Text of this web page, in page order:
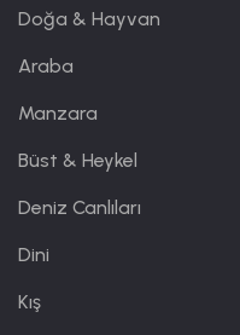
Doğa & Hayvan
Araba
Manzara
Büst & Heykel
Deniz Canlıları
Dini
Kış